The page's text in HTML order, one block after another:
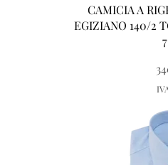
CAMICIA A
EGIZIANO 140/2